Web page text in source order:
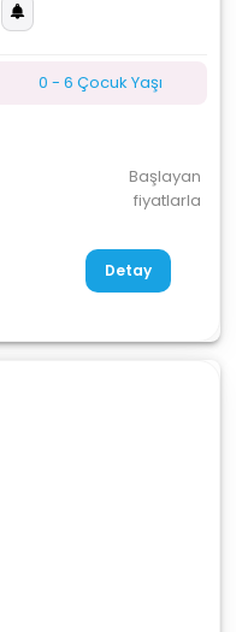
0 - 6 Çocuk Yaşı
Başlayan
fiyatlarla
Detay